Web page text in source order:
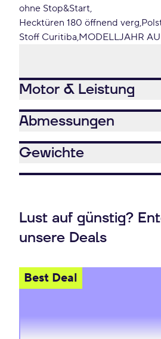
ohne Stop&Start
Hecktüren 180 öffnend verg
Stoff Curitiba MODELLJAHR
Motor & Leistung
Abmessungen
Gewichte
Lust auf günstig?
unsere Deals
Best Deal